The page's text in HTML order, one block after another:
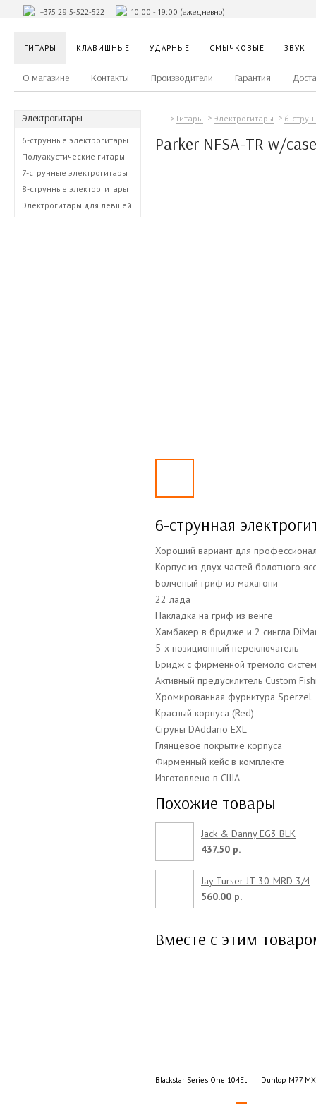
+375 29 5-522-522 10:00 - 19:00 (ежедневно)
ГИТАРЫ КЛАВИШНЫЕ УДАРНЫЕ СМЫЧКОВЫЕ ЗВУК
О магазине Контакты Производители Гарантия
Электрогитары
6-струнные электрогитары
Полуакустические гитары
7-струнные электрогитары
8-струнные электрогитары
Электрогитары для левшей
Гитары Электрогитары 6-
Parker NFSA-TR w/case
6-струнная
Хороший вариант для
Корпус из двух частей болотного
Болчёный гриф из махагони
22 лада
Накладка на гриф из венге
Хамбакер в бридже и 2 сингла
5-х позиционный переключатель
Бридж с фирменной тремоло
Активный предусилитель Custom
Хромированная фурнитура Sperzel
Красный корпуса (Red)
Струны D'Addario EXL
Глянцевое покрытие корпуса
Фирменный кейс в комплекте
Изготовлено в США
Похожие товары
Jack & Danny EG3 BLK
437.50 р.
Jay Turser JT-30-MRD 3/4
560.00 р.
Вместе с этим
Blackstar Series One 104EL34 Dunlop M77